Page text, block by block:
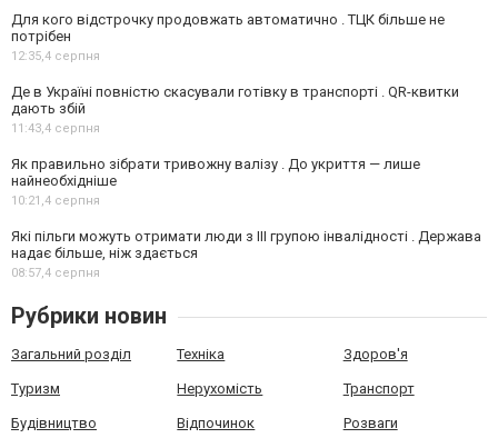
Для кого відстрочку продовжать автоматично . ТЦК більше не
потрібен
12:35,4 серпня
Де в Україні повністю скасували готівку в транспорті . QR-квитки
дають збій
11:43,4 серпня
Як правильно зібрати тривожну валізу . До укриття — лише
найнеобхідніше
10:21,4 серпня
Які пільги можуть отримати люди з III групою інвалідності . Держава
надає більше, ніж здається
08:57,4 серпня
Рубрики новин
Загальний розділ Техніка Здоров'я
Туризм Нерухомість Транспорт
Будівництво Відпочинок Розваги